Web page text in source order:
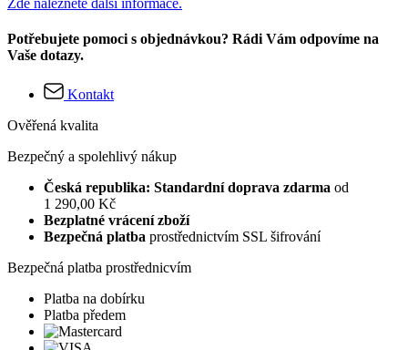
Potřebujete pomoci s objednávkou? Rádi Vám odpovíme na
Vaše dotazy.
Kontakt
Ověřená kvalita
Bezpečný a spolehlivý nákup
Česká republika: Standardní doprava zdarma od
1 290,00 Kč
Bezplatné vrácení zboží
Bezpečná platba prostřednictvím SSL šifrování
Bezpečná platba prostřednicvím
Platba na dobírku
Platba předem